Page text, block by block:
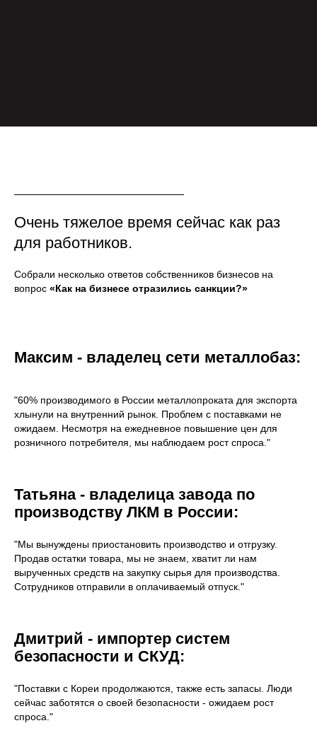
Очень тяжелое время сейчас как раз
для работников.
Собрали несколько ответов собственников бизнесов на
вопрос «Как на бизнесе отразились санкции?»
Максим - владелец сети металлобаз:
"60% производимого в России металлопроката для экспорта
хлынули на внутренний рынок. Проблем с поставками не
ожидаем. Несмотря на ежедневное повышение цен для
розничного потребителя, мы наблюдаем рост спроса."
Татьяна - владелица завода по
производству ЛКМ в России:
"Мы вынуждены приостановить производство и отгрузку.
Продав остатки товара, мы не знаем, хватит ли нам
вырученных средств на закупку сырья для производства.
Сотрудников отправили в оплачиваемый отпуск."
Дмитрий - импортер систем
безопасности и СКУД:
"Поставки с Кореи продолжаются, также есть запасы. Люди
сейчас заботятся о своей безопасности - ожидаем рост
спроса."
Заказать диагностику продаж
Если отдела продаж еще нет